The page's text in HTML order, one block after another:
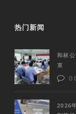
热门新闻
和林
束
0
2026